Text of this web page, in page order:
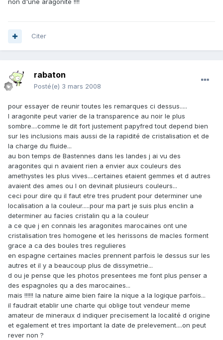
non d'une aragonite !!!!
Citer
rabaton
Posté(e) 3 mars 2008
pour essayer de reunir toutes les remarques ci dessus.....
l aragonite peut varier de la transparence au noir le plus
sombre....comme le dit fort justement papyfred tout depend bien
sur les inclusions mais aussi de la rapidité de cristalisation et de
la charge du fluide...
au bon temps de Bastennes dans les landes j ai vu des
aragonites qui n avaient rien a envier aux couleurs des
amethystes les plus vives....certaines etaient gemmes et d autres
avaient des ames ou l on devinait plusieurs couleurs...
ceci pour dire qu il faut etre tres prudent pour determiner une
localisation a la couleur.....pour ma part je suis plus enclin a
determiner au facies cristalin qu a la couleur
a ce que j en connais les aragonites marocaines ont une
cristalisation tres homogene et les herissons de macles forment
grace a ca des boules tres regulieres
en espagne certaines macles prennent parfois le dessus sur les
autres et il y a beaucoup plus de dissymetrie...
d ou je pense que les photos presentees me font plus penser a
des espagnoles qu a des marocaines...
mais !!!!!! la nature aime bien faire la nique a la logique parfois...
il faudrait etablir une charte qui oblige tout vendeur meme
amateur de mineraux d indiquer precisement la localité d origine
et egalement et tres important la date de prelevement....on peut
rever non ?